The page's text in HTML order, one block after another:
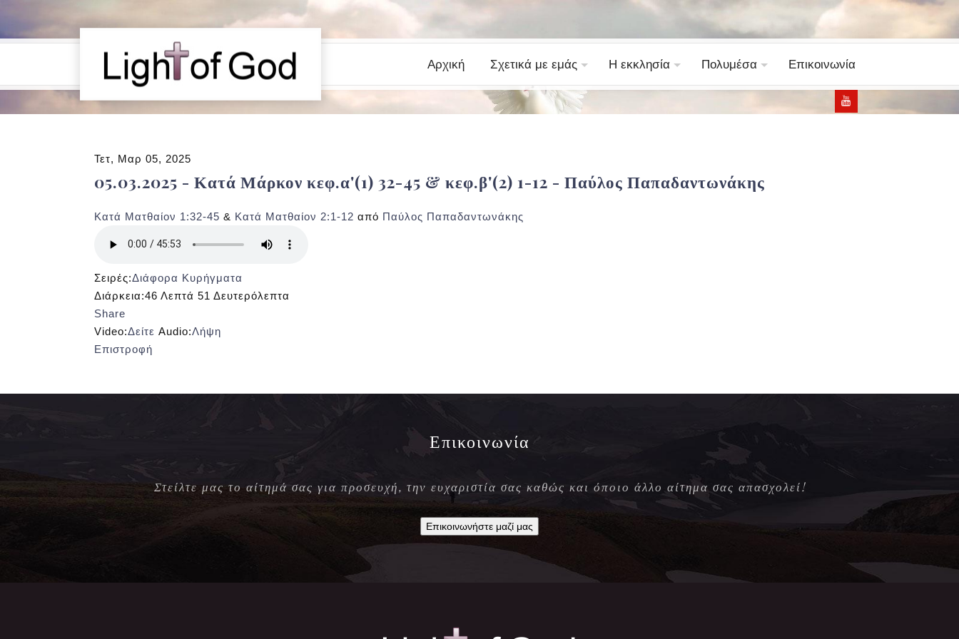
Αρχική Σχετικά με εμάς Η εκκλησία Πολυμέσα Επικοινωνία
Τετ, Μαρ 05, 2025
05.03.2025 - Κατά Μάρκον κεφ.α'(1) 32-45 & κεφ.β'(2) 1-12 - Παύλος Παπαδαντωνάκης
Κατά Ματθαίον 1:32-45 & Κατά Ματθαίον 2:1-12 από Παύλος Παπαδαντωνάκης
Σειρές:Διάφορα Κυρήγματα
Διάρκεια:46 Λεπτά 51 Δευτερόλεπτα
Share
Video:Δείτε Audio:Λήψη
Επιστροφή
Επικοινωνία
Στείλτε μας το αίτημά σας για προσευχή, την ευχαριστία σας καθώς και όποιο άλλο αίτημα σας απασχολεί!
Επικοινωνήστε μαζί μας